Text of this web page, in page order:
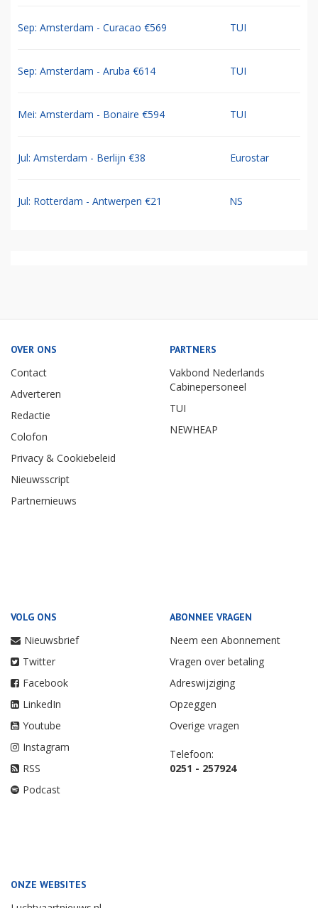
Sep: Amsterdam - Curacao €569 TUI
Sep: Amsterdam - Aruba €614 TUI
Mei: Amsterdam - Bonaire €594 TUI
Jul: Amsterdam - Berlijn €38 Eurostar
Jul: Rotterdam - Antwerpen €21 NS
OVER ONS
Contact
Adverteren
Redactie
Colofon
Privacy & Cookiebeleid
Nieuwsscript
Partnernieuws
PARTNERS
Vakbond Nederlands
Cabinepersoneel
TUI
NEWHEAP
VOLG ONS
Nieuwsbrief
Twitter
Facebook
LinkedIn
Youtube
Instagram
RSS
Podcast
ABONNEE VRAGEN
Neem een Abonnement
Vragen over betaling
Adreswijziging
Opzeggen
Overige vragen
Telefoon:
0251 - 257924
ONZE WEBSITES